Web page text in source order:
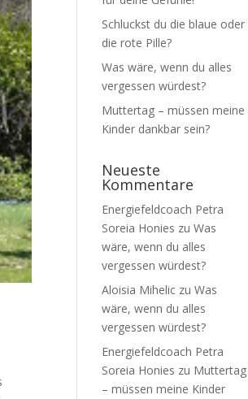
Schluckst du die blaue oder
die rote Pille?
Was wäre, wenn du alles
vergessen würdest?
Muttertag – müssen meine
Kinder dankbar sein?
Neueste
Kommentare
Energiefeldcoach Petra
Soreia Honies zu Was
wäre, wenn du alles
vergessen würdest?
Aloisia Miheliczu Was
wäre, wenn du alles
vergessen würdest?
Energiefeldcoach Petra
Soreia Honies zu Muttertag
– müssen meine Kinder